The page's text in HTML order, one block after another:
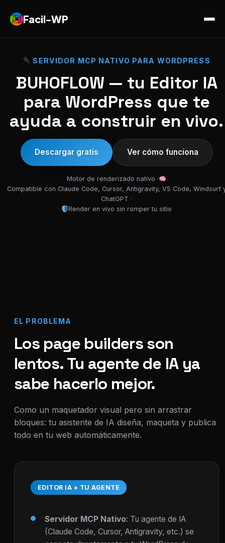
Facil-WP
SERVIDOR MCP NATIVO PARA WORDPRESS
BUHOFLOW — tu Editor IA
para WordPress que te
ayuda a construir en vivo.
Descargar gratis Ver cómo funciona
Motor de renderizado nativo ·
Compatible con Claude Code, Cursor, Antigravity, VS Code, Windsurf
ChatGPT ·
Render en vivo sin romper tu sitio
EL PROBLEMA
Los page builders son
lentos. Tu agente de IA ya
sabe hacerlo mejor.
Como un maquetador visual pero sin arrastrar
bloques: tu asistente de IA diseña, maqueta y publica
todo en tu web automáticamente.
EDITOR IA + TU AGENTE
Servidor MCP Nativo: Tu agente de IA
(Claude Code, Cursor, Antigravity, etc.) se